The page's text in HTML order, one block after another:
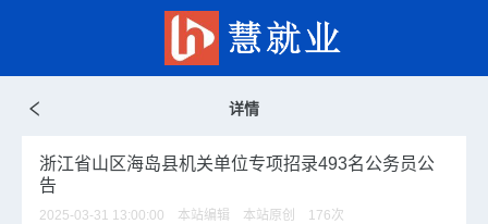
详情
浙江省山区海岛县机关单位专项招录493名公务员公
告
2025-03-31 13:00:00 本站编辑 本站原创 176次